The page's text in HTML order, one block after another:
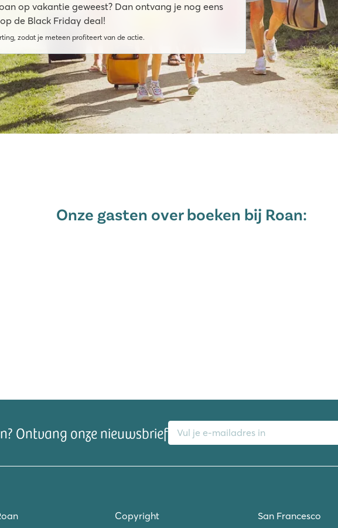
op vakantie geweest? Dan ontvang je nog eens
de Black Friday deal!
zodat je meteen profiteert van de actie.
Onze gasten over boeken bij Roan:
Ontvang onze nieuwsbrief
E-mailadres
Copyright
San Francesco